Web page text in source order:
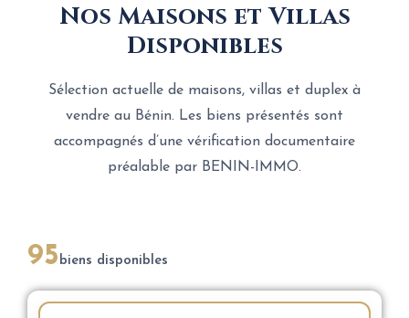
Nos Maisons et Villas
Disponibles
Sélection actuelle de maisons, villas et duplex à
vendre au Bénin. Les biens présentés sont
accompagnés d’une vérification documentaire
préalable par BENIN-IMMO.
95 biens disponibles